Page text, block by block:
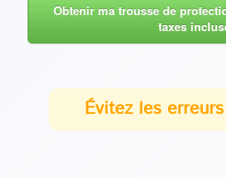
Obtenir ma trousse de
taxes
Évitez les